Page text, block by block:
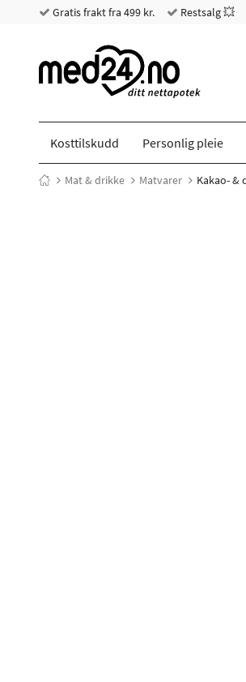
Gratis frakt fra 499 kr. Restsalg 💥
Kosttilskudd Personlig pleie
Mat & drikke Matvarer Kakao- &